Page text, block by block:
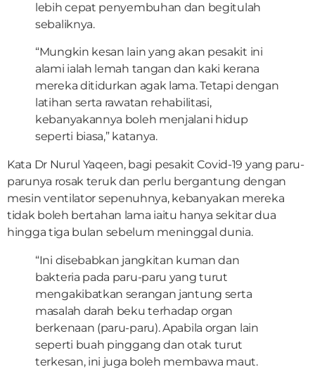
lebih cepat penyembuhan dan begitulah
sebaliknya.
“Mungkin kesan lain yang akan pesakit ini
alami ialah lemah tangan dan kaki kerana
mereka ditidurkan agak lama. Tetapi dengan
latihan serta rawatan rehabilitasi,
kebanyakannya boleh menjalani hidup
seperti biasa,” katanya.
Kata Dr Nurul Yaqeen, bagi pesakit Covid-19 yang paru-
parunya rosak teruk dan perlu bergantung dengan
mesin ventilator sepenuhnya, kebanyakan mereka
tidak boleh bertahan lama iaitu hanya sekitar dua
hingga tiga bulan sebelum meninggal dunia.
“Ini disebabkan jangkitan kuman dan
bakteria pada paru-paru yang turut
mengakibatkan serangan jantung serta
masalah darah beku terhadap organ
berkenaan (paru-paru). Apabila organ lain
seperti buah pinggang dan otak turut
terkesan, ini juga boleh membawa maut.